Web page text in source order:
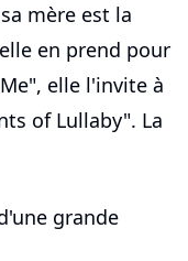
mère est la
en prend pour
elle l'invite à
of Lullaby". La
grande